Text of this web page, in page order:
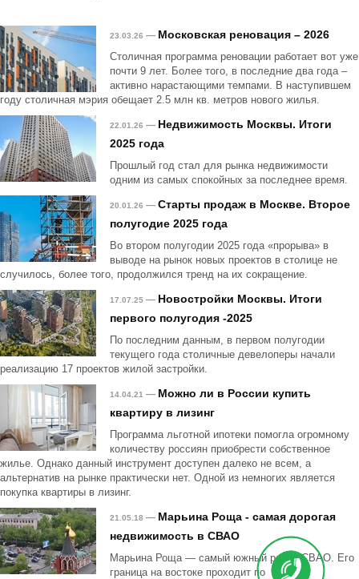
23.03.26 — Московская реновация – 2026
Столичная программа реновации работает вот уже
почти 9 лет. Более того, в последние два года –
активно нарастающими темпами. В наступившем
году столичная мэрия обещает 2.5 млн кв. метров нового жилья.
22.01.26 — Недвижимость Москвы. Итоги
2025 года
Прошлый год стал для рынка недвижимости
одним из самых спокойных за последнее время.
20.01.26 — Старты продаж в Москве. Второе
полугодие 2025 года
Во втором полугодии 2025 года «прорыва» в
выводе на рынок новых проектов в столице не
случилось, более того, продолжился тренд на их сокращение.
17.07.25 — Новостройки Москвы. Итоги
первого полугодия -2025
По последним данным, в первом полугодии
текущего года столичные девелоперы начали
реализацию 17 проектов жилой застройки.
14.04.21 — Можно ли в России купить
квартиру в лизинг
Программа льготной ипотеки помогла огромному
количеству россиян приобрести собственное
жилье. Однако данный инструмент доступен далеко не всем, а
альтернатив на рынке практически нет. Одной из немногих является
покупка квартиры в лизинг.
21.05.18 — Марьина Роща - самая дорогая
недвижимость в СВАО
Марьина Роща — самый южный район СВАО. Его
граница на востоке проходит по